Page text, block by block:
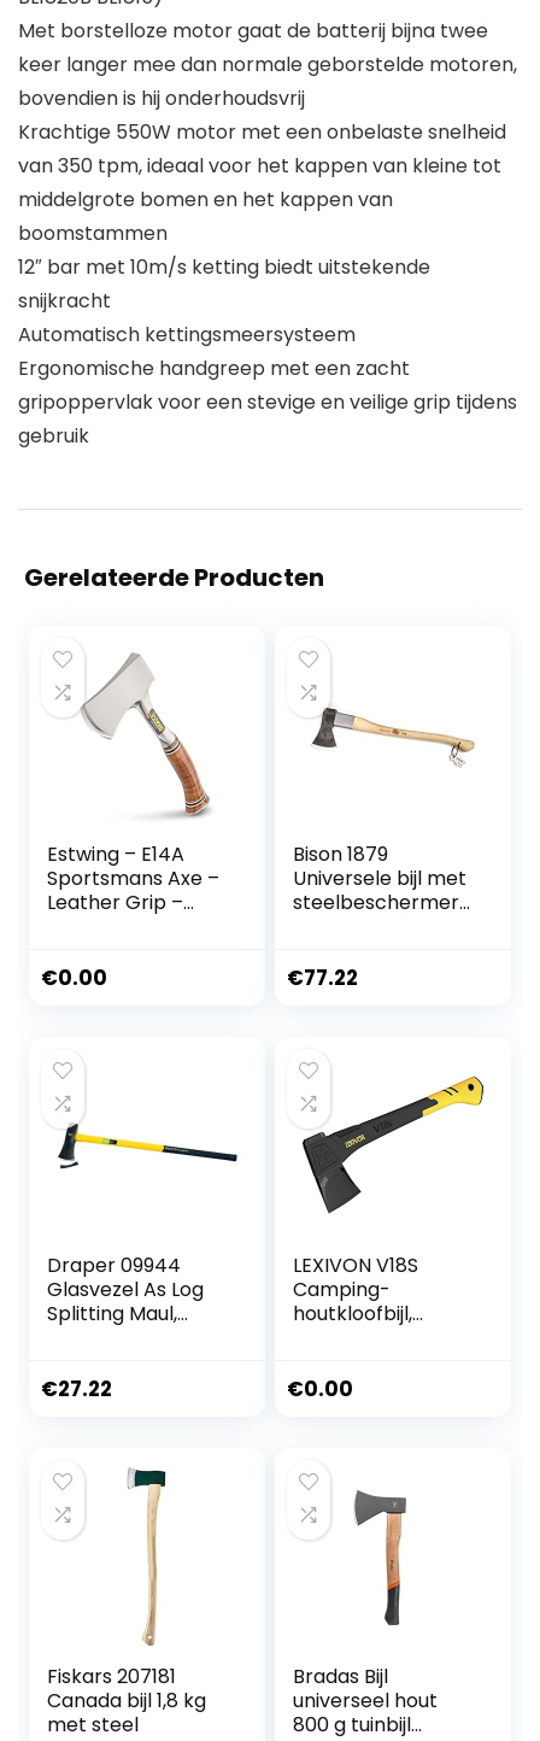
Met borstelloze motor gaat de batterij bijna twee
keer langer mee dan normale geborstelde motoren,
bovendien is hij onderhoudsvrij
Krachtige 550W motor met een onbelaste snelheid
van 350 tpm, ideaal voor het kappen van kleine tot
middelgrote bomen en het kappen van
boomstammen
12″ bar met 10m/s ketting biedt uitstekende
snijkracht
Automatisch kettingsmeersysteem
Ergonomische handgreep met een zacht
gripoppervlak voor een stevige en veilige grip tijdens
gebruik
Gerelateerde Producten
Estwing – E14A
Sportsmans Axe –
Leather Grip –
€0.00
Bison 1879
Universele bijl met
steelbeschermer
alle bos- en
€77.22
Draper 09944
Glasvezel As Log
Splitting Maul,
€27.22
LEXIVON V18S
Camping-
houtkloofbijl,
ergonomische
draagbare
beschermende
schede inclusief
€0.00
Fiskars 207181
Canada bijl 1,8 kg
met steel
Bradas Bijl
universeel hout
800 g tuinbijl